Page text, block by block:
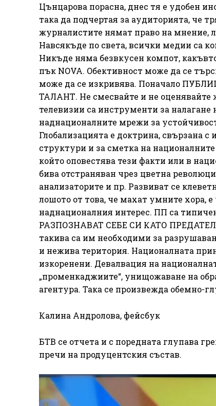
Цънцарова порасна, днес тя е удобен
така да подчертая за аудиторията, че
журналистите нямат право на мнение,
Навсякъде по света, всички медии са
Никъде няма безвкусен компот,
пък NOVA. Oбективност може да се
може да се изкривява. Поначало
ТАЛАНТ. Не смесвайте и не
телевизии са инструменти за налагане
наднационалните мрежи за
Глобализацията е доктрина, свързана
структури и за сметка на
който оповестява тези факти или в
бива отстраняван чрез цветна
анализаторите и пр. Развиват се
лошото от това, че махат умните хора,
наднационалния интерес. ПП са
РАЗПОЗНАВАТ СЕБЕ СИ КАТО
такива са им необходими за
и нежива територия. Националната
изкоренени. Девалвация на
„променкаджиите“, унищожаване на
агентура. Така се произвежда обемно-
Калина Андролова, фейсбук
БТВ се отчета и с поредната глупава
пречи на продуцентския състав.